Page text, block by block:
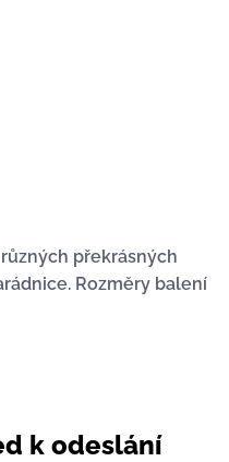
překrásných
Rozměry balení
k odeslání